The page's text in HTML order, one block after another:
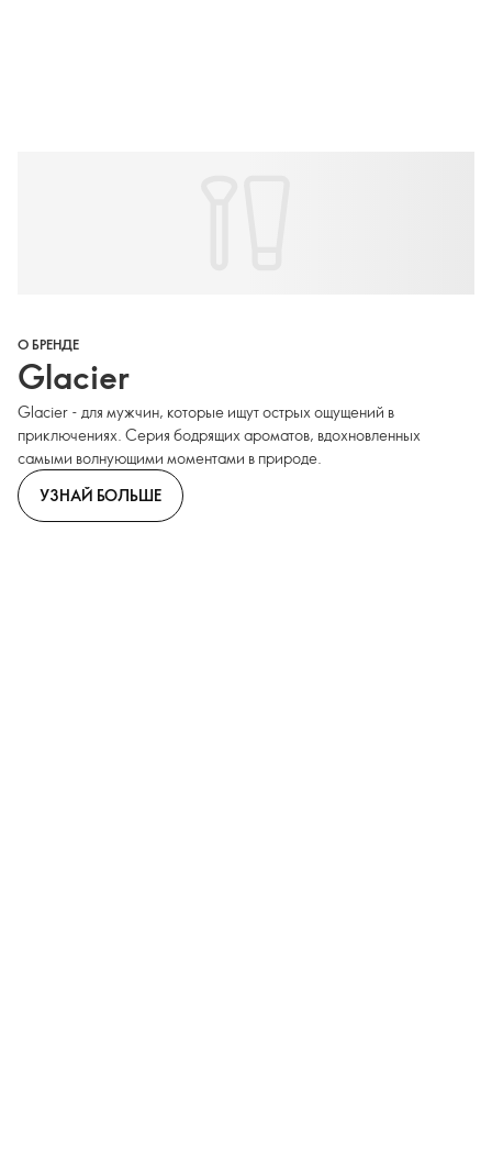
О БРЕНДЕ
Glacier
Glacier - для мужчин, которые ищут острых ощущений в
приключениях. Серия бодрящих ароматов, вдохновленных
самыми волнующими моментами в природе.
УЗНАЙ БОЛЬШЕ